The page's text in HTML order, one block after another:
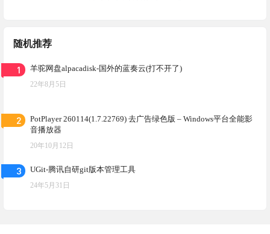
随机推荐
1 羊驼网盘alpacadisk-国外的蓝奏云(打不开了)
22年8月5日
2
PotPlayer 260114(1.7.22769) 去广告绿色版 – Windows平台全能影
音播放器
20年10月12日
3 UGit-腾讯自研git版本管理工具
24年5月31日